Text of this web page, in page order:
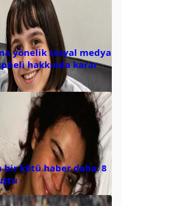
yönelik sosyal medya
hakkında karar
bir kötü haber daha: 8